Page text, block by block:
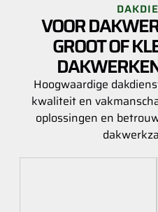
VOOR
GROOT OF
Hoogwaardige
kwaliteit en
oplossingen en